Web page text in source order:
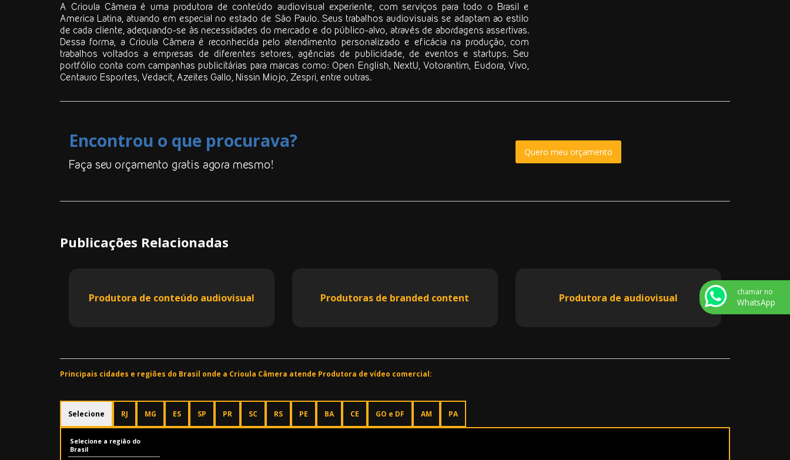
A Crioula Câmera é uma produtora de conteúdo audiovisual experiente, com serviços para todo o Brasil e
America Latina, atuando em especial no estado de São Paulo. Seus trabalhos audiovisuais se adaptam ao estilo
de cada cliente, adequando-se às necessidades do mercado e do público-alvo, através de abordagens assertivas.
Dessa forma, a Crioula Câmera é reconhecida pelo atendimento personalizado e eficácia na produção, com
trabalhos voltados a empresas de diferentes setores, agências de publicidade, de eventos e startups. Seu
portfólio conta com campanhas publicitárias para marcas como: Open English, NextU, Votorantim, Eudora, Vivo,
Centauro Esportes, Vedacit, Azeites Gallo, Nissin Miojo, Zespri, entre outras.
Encontrou o que procurava?
Faça seu orçamento gratis agora mesmo!
Quero meu orçamento
Publicações Relacionadas
Produtora de conteúdo audiovisual Produtoras de branded content Produtora de audiovisual
Principais cidades e regiões do Brasil onde a Crioula Câmera atende Produtora de vídeo comercial:
Selecione RJ MG ES SP PR SC RS PE BA CE GO e DF AM PA
Selecione a região do
Brasil
chamar no
WhatsApp